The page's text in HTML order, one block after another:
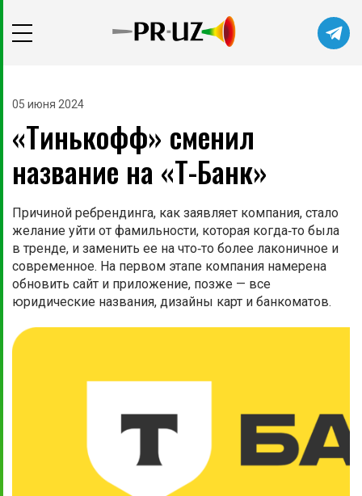
05 июня 2024
«Тинькофф» сменил
название на «Т-Банк»
Причиной ребрендинга, как заявляет компания, стало
желание уйти от фамильности, которая когда‑то была
в тренде, и заменить ее на что‑то более лаконичное и
современное. На первом этапе компания намерена
обновить сайт и приложение, позже — все
юридические названия, дизайны карт и банкоматов.